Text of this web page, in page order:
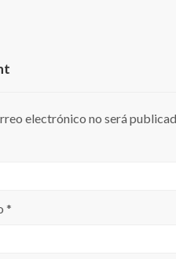
electrónico no será
*